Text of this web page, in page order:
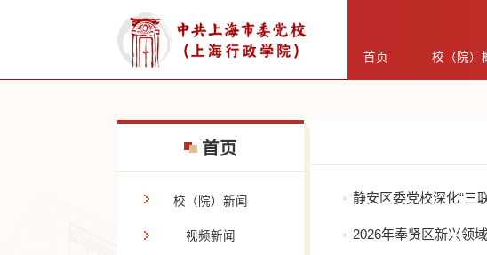
首页 校（院）
首页
校（院）新闻
视频新闻
静安区委党校深化“三
2026年奉贤区新兴领